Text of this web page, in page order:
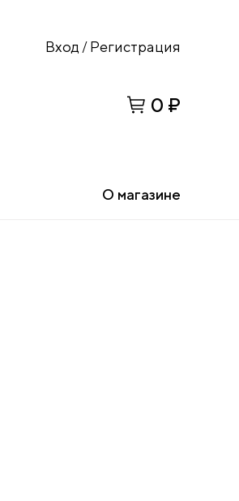
Вход / Регистрация
0 ₽
О магазине